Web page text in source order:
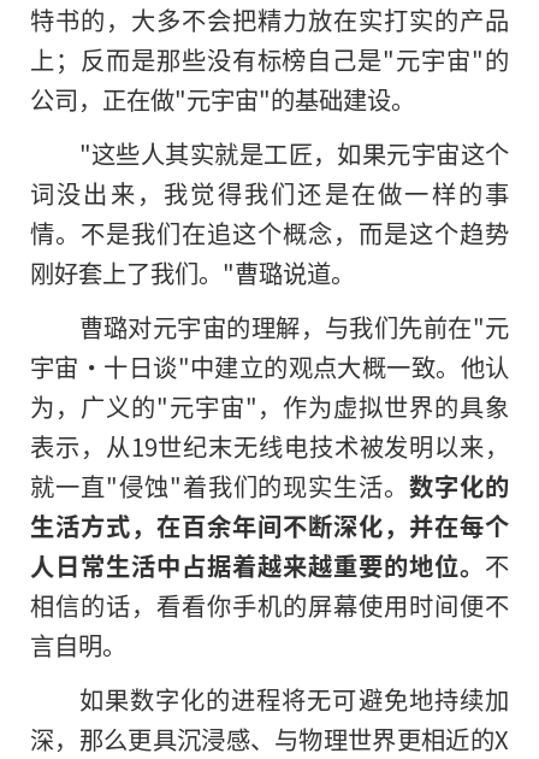
特书的，大多不会把精力放在实打实的产品
上；反而是那些没有标榜自己是"元宇宙"的
公司，正在做"元宇宙"的基础建设。
"这些人其实就是工匠，如果元宇宙这个
词没出来，我觉得我们还是在做一样的事
情。不是我们在追这个概念，而是这个趋势
刚好套上了我们。"曹璐说道。
曹璐对元宇宙的理解，与我们先前在"元
宇宙·十日谈"中建立的观点大概一致。他认
为，广义的"元宇宙"，作为虚拟世界的具象
表示，从19世纪末无线电技术被发明以来，
就一直"侵蚀"着我们的现实生活。数字化的
生活方式，在百余年间不断深化，并在每个
人日常生活中占据着越来越重要的地位。 不
相信的话，看看你手机的屏幕使用时间便不
言自明。
如果数字化的进程将无可避免地持续加
深，那么更具沉浸感、与物理世界更相近的X